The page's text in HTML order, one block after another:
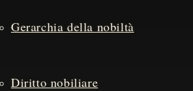
Gerarchia della nobiltà
Diritto nobiliare